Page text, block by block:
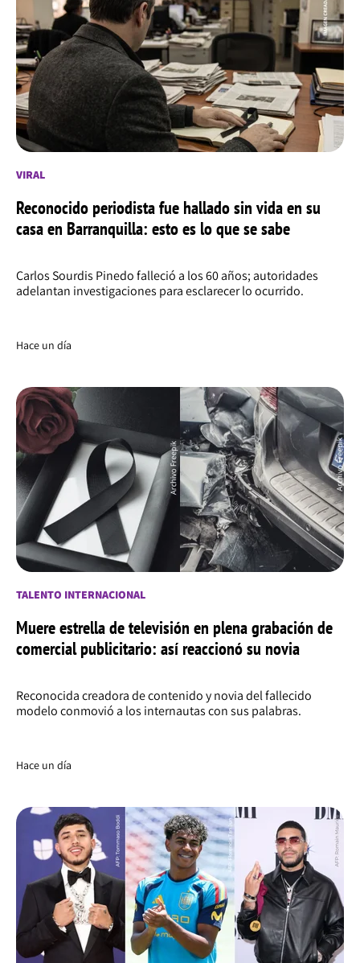
VIRAL
Reconocido periodista fue hallado sin vida en su
casa en Barranquilla: esto es lo que se sabe
Carlos Sourdis Pinedo falleció a los 60 años; autoridades
adelantan investigaciones para esclarecer lo ocurrido.
Hace un día
TALENTO INTERNACIONAL
Muere estrella de televisión en plena grabación de
comercial publicitario: así reaccionó su novia
Reconocida creadora de contenido y novia del fallecido
modelo conmovió a los internautas con sus palabras.
Hace un día